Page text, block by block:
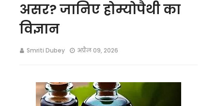
असर? जानिए होम्योपैथी का
विज्ञान
Smriti Dubey अप्रैल 09, 2026